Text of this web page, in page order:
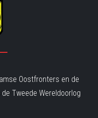
Oostfronters en de
Tweede Wereldoorlog